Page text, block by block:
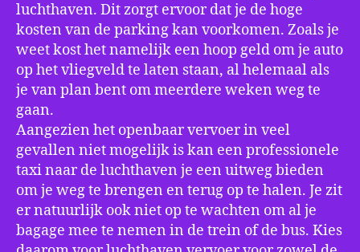
luchthaven. Dit zorgt ervoor dat je de hoge
kosten van de parking kan voorkomen. Zoals je
weet kost het namelijk een hoop geld om je auto
op het vliegveld te laten staan, al helemaal als
je van plan bent om meerdere weken weg te
gaan.
Aangezien het openbaar vervoer in veel
gevallen niet mogelijk is kan een professionele
taxi naar de luchthaven je een uitweg bieden
om je weg te brengen en terug op te halen. Je zit
er natuurlijk ook niet op te wachten om al je
bagage mee te nemen in de trein of de bus. Kies